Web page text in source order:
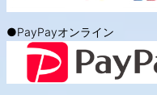
●PayPayオンライン